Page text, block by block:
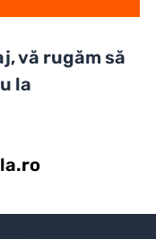
vă rugăm să
la